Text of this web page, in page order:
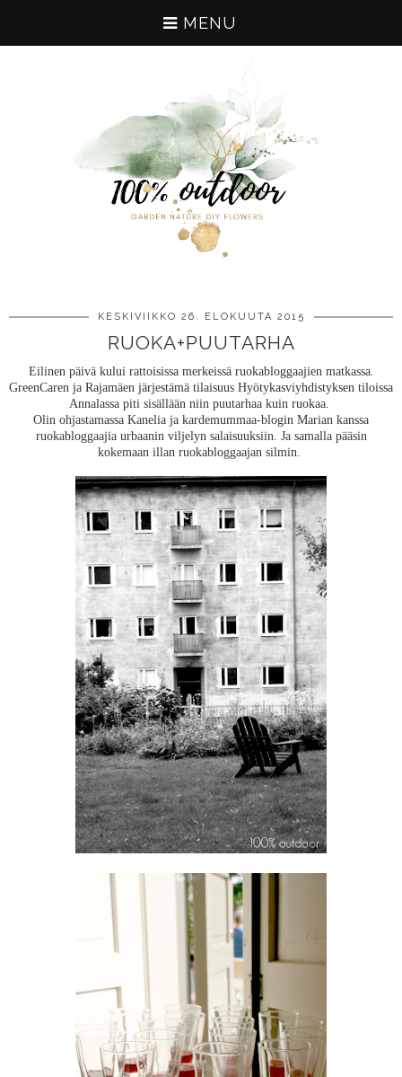
MENU
KESKIVIIKKO 26. ELOKUUTA 2015
RUOKA+PUUTARHA
Eilinen päivä kului rattoisissa merkeissä ruokabloggaajien matkassa.
GreenCaren ja Rajamäen järjestämä tilaisuus Hyötykasviyhdistyksen tiloissa
Annalassa piti sisällään niin puutarhaa kuin ruokaa.
Olin ohjastamassa Kanelia ja kardemummaa-blogin Marian kanssa
ruokabloggaajia urbaanin viljelyn salaisuuksiin. Ja samalla pääsin
kokemaan illan ruokabloggaajan silmin.